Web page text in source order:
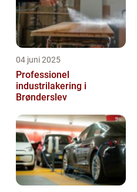
04 juni 2025
Professionel
industrilakering i
Brønderslev